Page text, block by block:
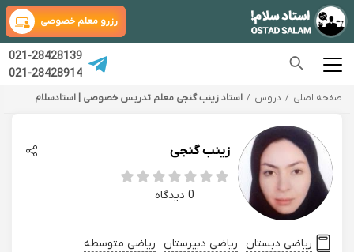
رزرو معلم خصوصی
021-28428139
021-28428914
صفحه اصلی دروس استاد زینب گنجی معلم تدریس خصوصی | استادسلام
زینب گنجی
0 دیدگاه
ریاضی دبستان ریاضی دبیرستان ریاضی متوسطه